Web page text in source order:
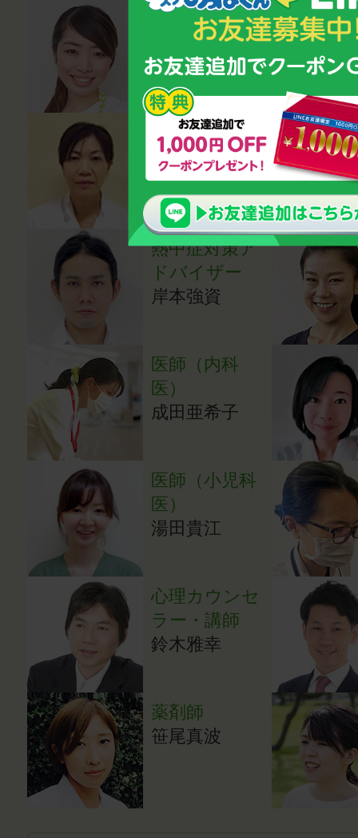
管理栄養士
磯村優貴恵
医学博士
小川登志子
熱中症対策ア
ドバイザー
岸本強資
医師（内科
医）
成田亜希子
医師（小児科
医）
湯田貴江
心理カウンセ
ラー・講師
鈴木雅幸
薬剤師
笹尾真波